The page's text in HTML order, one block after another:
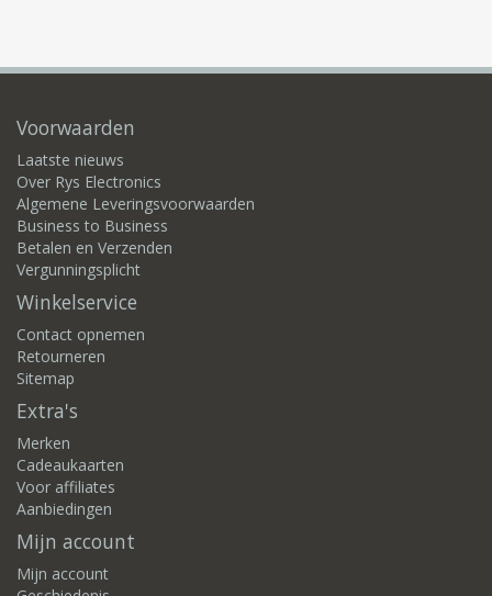
Voorwaarden
Laatste nieuws
Over Rys Electronics
Algemene Leveringsvoorwaarden
Business to Business
Betalen en Verzenden
Vergunningsplicht
Winkelservice
Contact opnemen
Retourneren
Sitemap
Extra's
Merken
Cadeaukaarten
Voor affiliates
Aanbiedingen
Mijn account
Mijn account